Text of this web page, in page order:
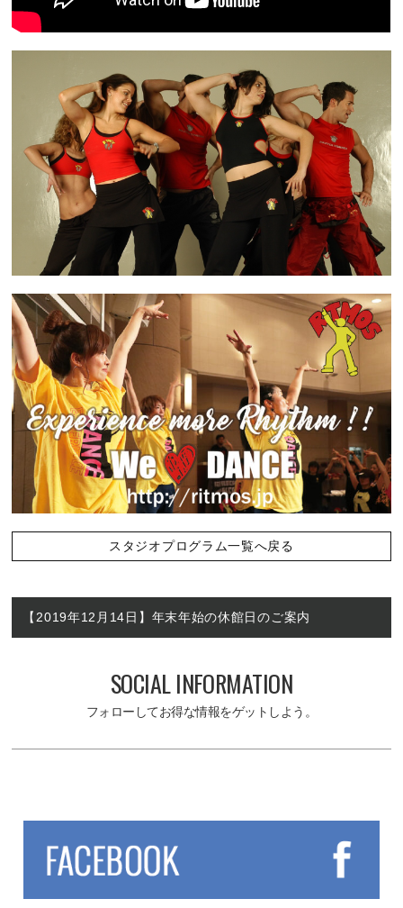
スタジオプログラム一覧へ戻る
【2019年12月14日】年末年始の休館日のご案内
SOCIAL INFORMATION
フォローしてお得な情報をゲットしよう。